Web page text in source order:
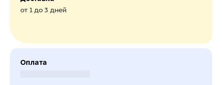
от 1 до 3 дней
Оплата